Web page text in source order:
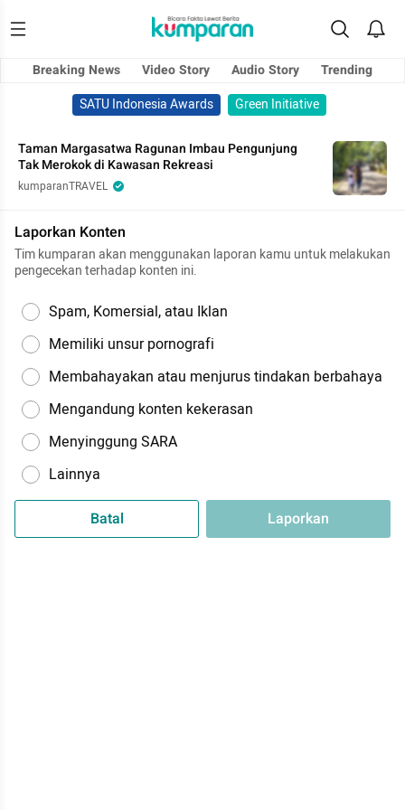
Breaking News Video Story Audio Story
Trending
SATU Indonesia Awards
Green Initiative
Taman Margasatwa Ragunan Imbau Pengunjung
Tak Merokok di Kawasan Rekreasi
kumparanTRAVEL
Laporkan Konten
Tim kumparan akan menggunakan laporan kamu untuk melakukan
pengecekan terhadap konten ini.
Spam, Komersial, atau Iklan
Memiliki unsur pornografi
Membahayakan atau menjurus tindakan berbahaya
Mengandung konten kekerasan
Menyinggung SARA
Lainnya
Batal Laporkan